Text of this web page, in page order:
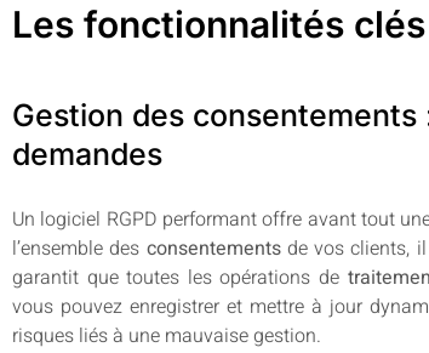
Les fonctionnalités clés
Gestion des
demandes
Un logiciel RGPD performant offre avant tout
l’ensemble des consentementsde vos clients,
garantit que toutes les opérations de
vous pouvez enregistrer et mettre à jour
risques liés à une mauvaise gestion.